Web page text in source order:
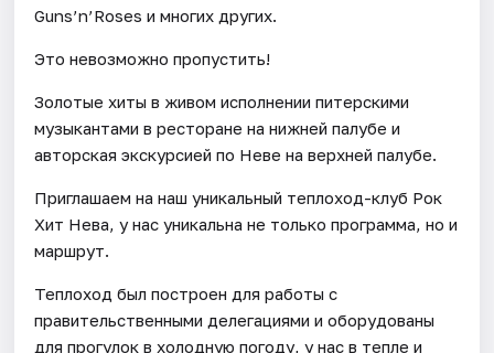
Guns’n’Roses и многих других.
Это невозможно пропустить!
Золотые хиты в живом исполнении питерскими
музыкантами в ресторане на нижней палубе и
авторская экскурсией по Неве на верхней палубе.
Приглашаем на наш уникальный теплоход-клуб Рок
Хит Нева, у нас уникальна не только программа, но и
маршрут.
Теплоход был построен для работы с
правительственными делегациями и оборудованы
для прогулок в холодную погоду, у нас в тепле и